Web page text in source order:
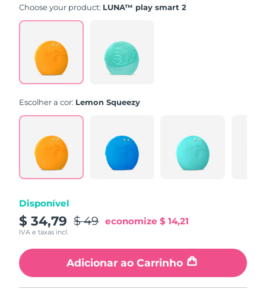
rating
Read
Reviews.
Same
page
link.
Choose your product: LUNA™ play smart 2
Escolher a cor: Lemon Squeezy
Disponível
$ 34,79 $ 49 economize$ 14,21
IVA e taxas incl.
Adicionar ao Carrinho